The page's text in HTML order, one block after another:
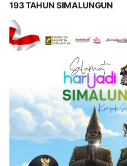
193 TAHUN SIMALUNGUN